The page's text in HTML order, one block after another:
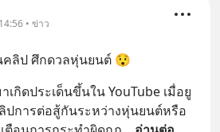
• ข่าว
คลิป ศึกดวลหุ่นยนต์ 😯
กิดประเด็นขึ้นใน YouTube เมื่อยู
ปการต่อสู้กันระหว่างหุ่นยนต์หรือ